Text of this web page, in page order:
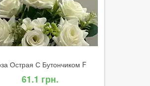
цветка:7
Острая С Бутончиком F
61.1 грн.